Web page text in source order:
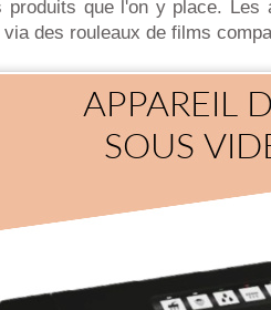
produits que l'on y place.
des rouleaux de films